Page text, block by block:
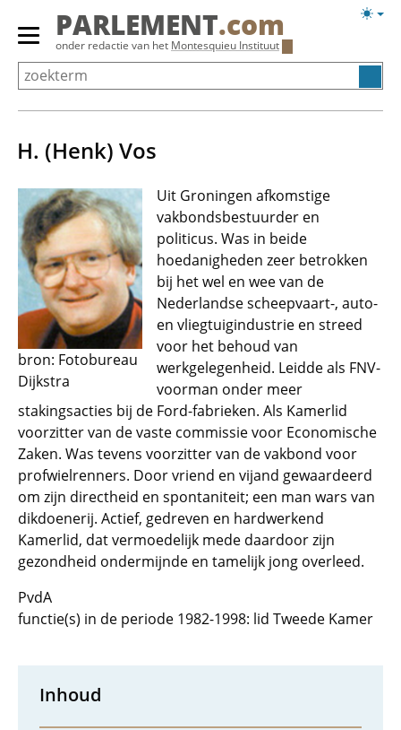
Overslaan
Primair
menu
tonen/verbergen
PARLEMENT.com
onder redactie van het Montesquieu Instituut
H. (Henk) Vos
bron: Fotobureau
Dijkstra
Uit Groningen afkomstige
vakbondsbestuurder en
politicus. Was in beide
hoedanigheden zeer betrokken
bij het wel en wee van de
Nederlandse scheepvaart-, auto-
en vliegtuigindustrie en streed
voor het behoud van
werkgelegenheid. Leidde als FNV-
voorman onder meer
stakingsacties bij de Ford-fabrieken. Als Kamerlid
voorzitter van de vaste commissie voor Economische
Zaken. Was tevens voorzitter van de vakbond voor
profwielrenners. Door vriend en vijand gewaardeerd
om zijn directheid en spontaniteit; een man wars van
dikdoenerij. Actief, gedreven en hardwerkend
Kamerlid, dat vermoedelijk mede daardoor zijn
gezondheid ondermijnde en tamelijk jong overleed.
PvdA
functie(s) in de periode 1982-1998: lid Tweede Kamer
Inhoud